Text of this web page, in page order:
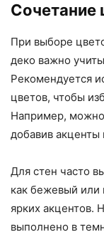
Сочетание
При выборе
деко важно
Рекомендуется
цветов, чтобы
Например, можно
добавив акценты
Для стен часто
как бежевый
ярких акцентов.
выполнено в